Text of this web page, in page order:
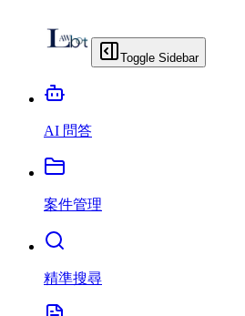
Toggle Sidebar
AI 問答
案件管理
精準搜尋